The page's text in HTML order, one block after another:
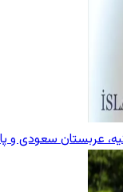
عربستان سعودی و